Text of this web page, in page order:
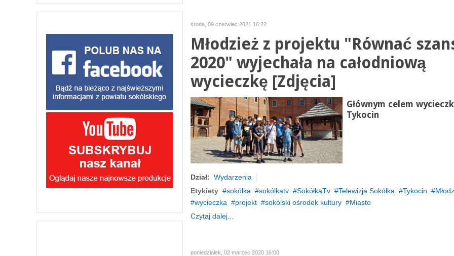
środa, 09 czerwiec 2021 16:22
Młodzież z projektu "Równać
2020" wyjechała na całodniową
wycieczkę [Zdjęcia]
Głównym celem
Tykocin
Dział: Wydarzenia
Etykiety
sokólka sokólkatv SokółkaTv Telewizja Sokółka Tykocin
wycieczka
projekt sokólski ośrodek kultury
Miasto
Czytaj dalej...
poniedziałek, 02 marzec 2020 16:00